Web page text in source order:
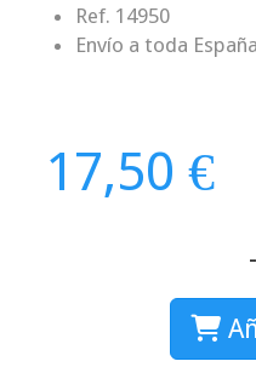
Ref. 14950
Envío a toda España
17,50 €
-